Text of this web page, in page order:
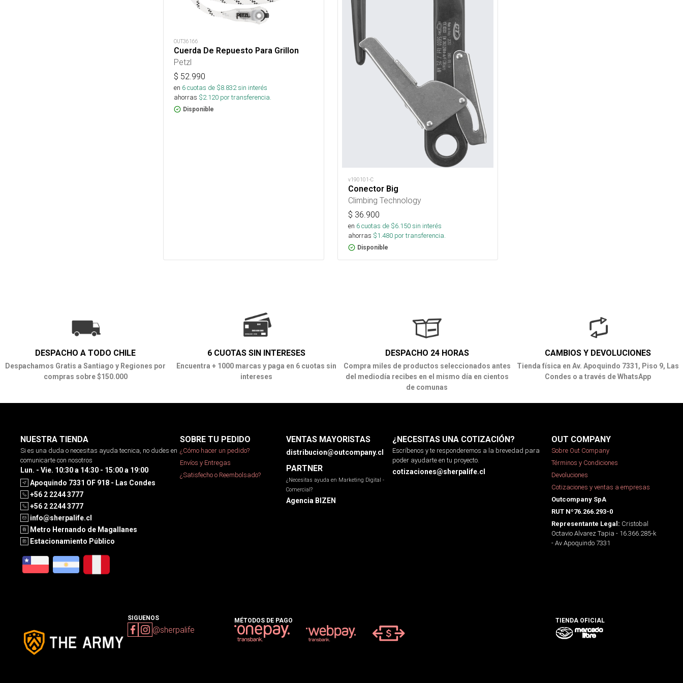
OUT36166
Cuerda De Repuesto Para Grillon
Petzl
$ 52.990
en 6cuotas de $8.832sin interés
ahorras $2.120 por transferencia.
Disponible
v190101-C
Conector Big
Climbing Technology
$ 36.900
en 6cuotas de $6.150sin interés
ahorras $1.480por transferencia.
Disponible
DESPACHO A TODO CHILE
Despachamos Gratis a Santiago y Regiones por
compras sobre $150.000
6 CUOTAS SIN INTERESES
Encuentra + 1000 marcas y paga en 6 cuotas sin
intereses
DESPACHO 24 HORAS
Compra miles de productos seleccionados antes
del mediodía recibes en el mismo día en cientos
de comunas
CAMBIOS Y DEVOLUCIONES
Tienda física en Av. Apoquindo 7331, Piso 9, Las
Condes o a través de WhatsApp
NUESTRA TIENDA
Si es una duda o necesitas ayuda tecnica, no dudes en
comunicarte con nosotros
Lun. - Vie. 10:30 a 14:30 - 15:00 a 19:00
Apoquindo 7331 OF 918 - Las Condes
+56 2 2244 3777
+56 2 2244 3777
info@sherpalife.cl
Metro Hernando de Magallanes
Estacionamiento Público
SOBRE TU PEDIDO
¿Cómo hacer un pedido?
Envíos y Entregas
¿Satisfecho o Reembolsado?
VENTAS MAYORISTAS
distribucion@outcompany.cl
PARTNER
¿Necesitas ayuda en Marketing Digital -
Comercial?
Agencia BIZEN
¿NECESITAS UNA COTIZACIÓN?
Escríbenos y te responderemos a la brevedad para
poder ayudarte en tu proyecto.
cotizaciones@sherpalife.cl
OUT COMPANY
Sobre Out Company
Términos y Condiciones
Devoluciones
Cotizaciones y ventas a empresas
Outcompany SpA
RUT Nº76.266.293-0
Representante Legal: Cristobal
Octavio Alvarez Tapia - 16.366.285-k
- Av Apoquindo 7331
SIGUENOS
@sherpalife
MÉTODOS DE PAGO TIENDA OFICIAL